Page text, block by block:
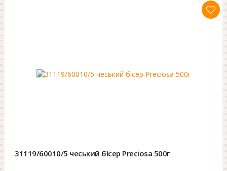
31119/60010/5 чеський бісер Preciosa 500г